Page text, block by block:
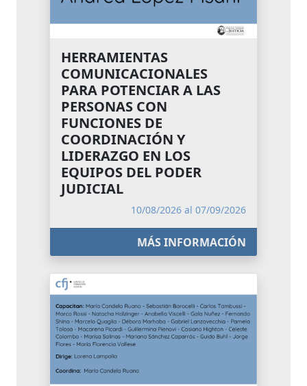
HERRAMIENTAS
COMUNICACIONALES
PARA POTENCIAR A LAS
PERSONAS CON
FUNCIONES DE
COORDINACIÓN Y
LIDERAZGO EN LOS
EQUIPOS DEL PODER
JUDICIAL
10/08/2026 al 07/09/2026
MÁS INFORMACIÓN